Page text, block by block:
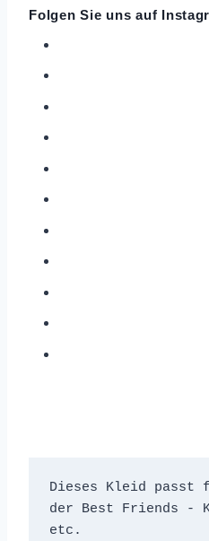
Folgen Sie uns auf
Dieses Kleid
der Best Friends -
etc.